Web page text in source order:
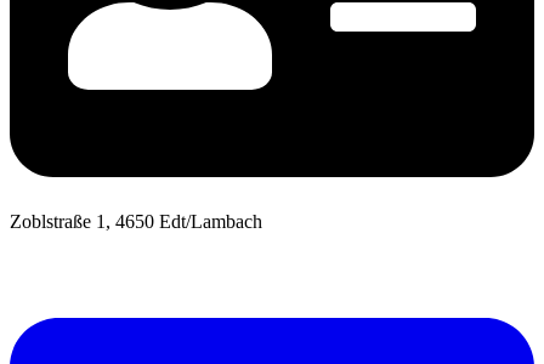
Zoblstraße 1, 4650 Edt/Lambach